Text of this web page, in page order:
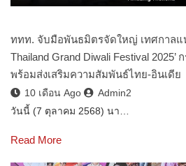
ททท. จับมือพันธมิตรจัดใหญ่ เทศกาลแห่
Thailand Grand Diwali Festival 2025’
พร้อมส่งเสริมความสัมพันธ์ไทย-อินเดีย
10 เดือน Ago
Admin2
วันนี้ (7 ตุลาคม 2568) นา…
Read More